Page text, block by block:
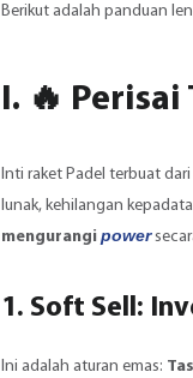
Berikut adalah panduan
I. 🔥
Inti raket Padel terbuat
lunak, kehilangan
mengurangi power
1. Soft Sell:
Ini adalah aturan emas: